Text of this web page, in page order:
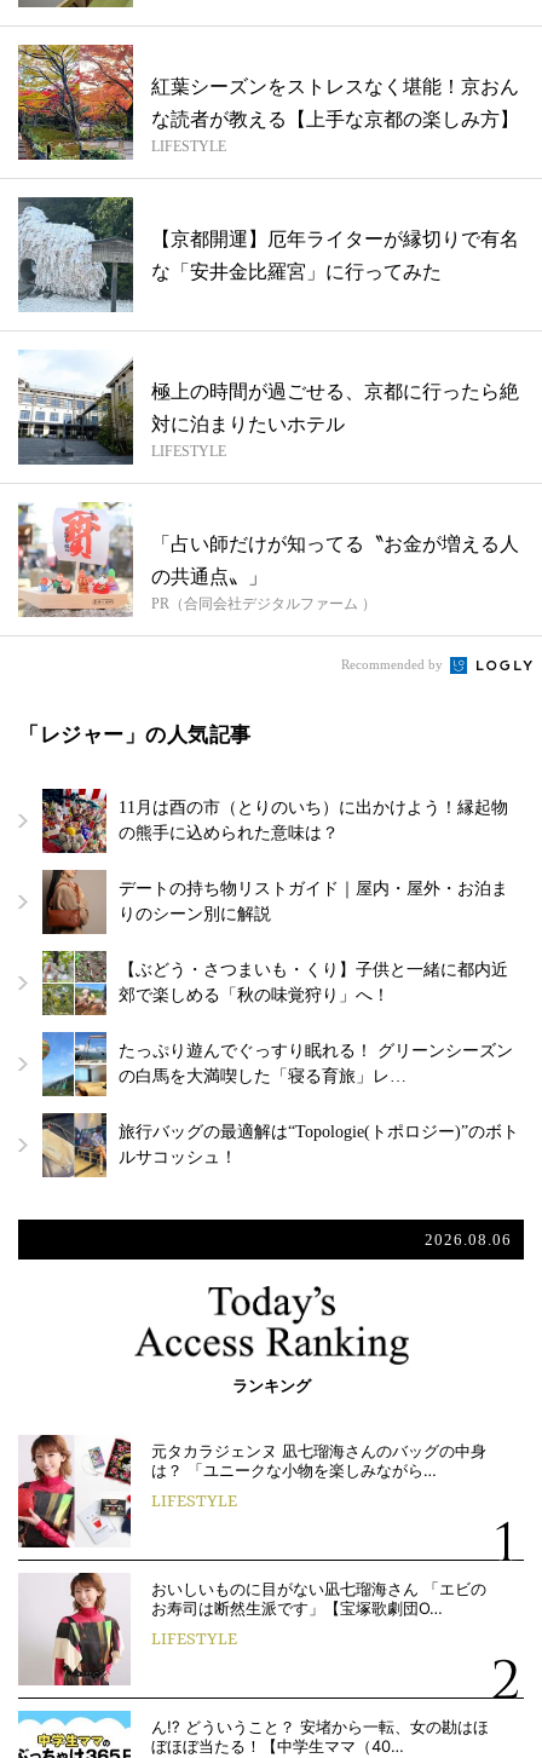
紅葉シーズンをストレスなく堪能！京おん
な読者が教える【上手な京都の楽しみ方】
LIFESTYLE
【京都開運】厄年ライターが縁切りで有名
な「安井金比羅宮」に行ってみた
極上の時間が過ごせる、京都に行ったら絶
対に泊まりたいホテル
LIFESTYLE
「占い師だけが知ってる〝お金が増える人
の共通点〟」
PR（合同会社デジタルファーム ）
Recommended by
「レジャー」の人気記事
11月は酉の市（とりのいち）に出かけよう！縁起物
の熊手に込められた意味は？
デートの持ち物リストガイド｜屋内・屋外・お泊ま
りのシーン別に解説
【ぶどう・さつまいも・くり】子供と一緒に都内近
郊で楽しめる「秋の味覚狩り」へ！
たっぷり遊んでぐっすり眠れる！ グリーンシーズン
の白馬を大満喫した「寝る育旅」レ…
旅行バッグの最適解は“Topologie(トポロジー)”のボト
ルサコッシュ！
2026.08.06
ランキング
元タカラジェンヌ 凪七瑠海さんのバッグの中身
は？ 「ユニークな小物を楽しみながら…
LIFESTYLE
おいしいものに目がない凪七瑠海さん 「エビの
お寿司は断然生派です」【宝塚歌劇団O…
LIFESTYLE
ん!? どういうこと？ 安堵から一転、女の勘はほ
ぼほぼ当たる！【中学生ママ（40…